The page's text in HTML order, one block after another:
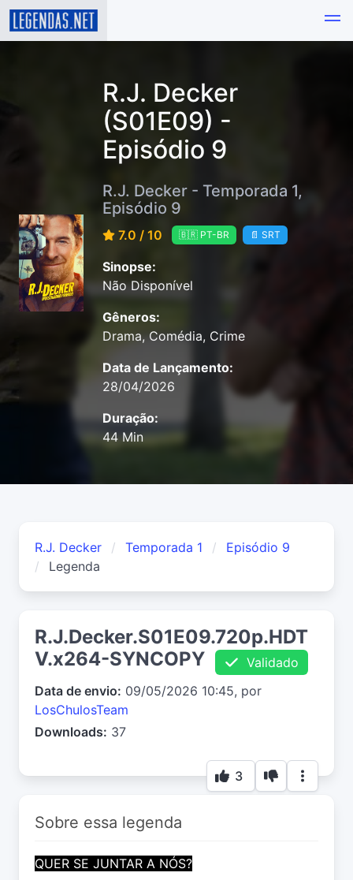
R.J. Decker
(S01E09) -
Episódio 9
R.J. Decker - Temporada 1,
Episódio 9
7.0 / 10 🇧🇷 PT-BR 📄 SRT
Sinopse:
Não Disponível
Gêneros:
Drama, Comédia, Crime
Data de Lançamento:
28/04/2026
Duração:
44 Min
R.J. Decker Temporada 1
Episódio 9
Legenda
R.J.Decker.S01E09.720p.HDT
V.x264-SYNCOPY
Validado
Data de envio: 09/05/2026 10:45, por
LosChulosTeam
Downloads: 37
3
Sobre essa legenda
QUER SE JUNTAR A NÓS?